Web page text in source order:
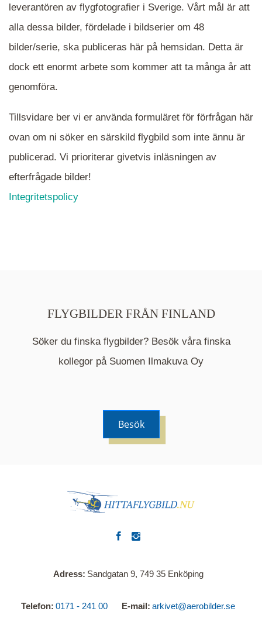
När du ser blåa, röda eller gröna mappar är det
närmare det område Du söker och klicka på
mappen.
Mappen är en medelpunkt över fotat område och
kommer nu visa de fastigheter som finns just här.
leverantören av flygfotografier i Sverige. Vårt mål är att
alla dessa bilder, fördelade i bildserier om 48
bilder/serie, ska publiceras här på hemsidan. Detta är
dock ett enormt arbete som kommer att ta många år att
genomföra.
Tillsvidare ber vi er använda formuläret för förfrågan här
ovan om ni söker en särskild flygbild som inte ännu är
publicerad. Vi prioriterar givetvis inläsningen av
efterfrågade bilder!
Integritetspolicy
FLYGBILDER FRÅN FINLAND
Söker du finska flygbilder? Besök våra finska
kollegor på Suomen Ilmakuva Oy
Besök
Adress Sandgatan 9, 749 35 Enköping
Telefon 0171 - 241 00 E-mail arkivet@aerobilder.se